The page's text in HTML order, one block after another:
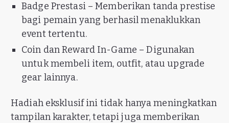
Badge Prestasi – Memberikan tanda prestise
bagi pemain yang berhasil menaklukkan
event tertentu.
Coin dan Reward In-Game – Digunakan
untuk membeli item, outfit, atau upgrade
gear lainnya.
Hadiah eksklusif ini tidak hanya meningkatkan
tampilan karakter, tetapi juga memberikan